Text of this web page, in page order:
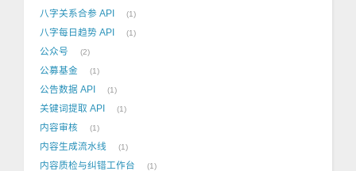
八字关系合参 API 1
八字每日趋势 API 1
公众号 2
公募基金 1
公告数据 API 1
关键词提取 API 1
内容审核 1
内容生成流水线 1
内容质检与纠错工作台 1